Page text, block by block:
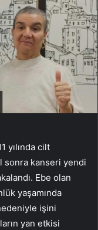
yılında cilt
sonra kanseri yendi
Ebe olan
yaşamında
işini
yan etkisi